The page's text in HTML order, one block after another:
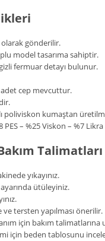
gönderilir.
model tasarıma sahiptir.
fermuar detayı bulunur.
adet cep mevcuttur.
poliviskon kumaştan
PES – %25 Viskon – %7 Likra
Talimatları
yıkayınız.
ütüleyiniz.
ve tersten yapılması önerilir.
için bakım talimatlarına
için beden tablosunu